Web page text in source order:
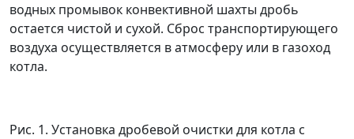
водных промывок конвективной шахты дробь
остается чистой и сухой. Сброс транспортирующего
воздуха осуществляется в атмосферу или в газоход
котла.
Рис. 1. Установка дробевой очистки для котла с